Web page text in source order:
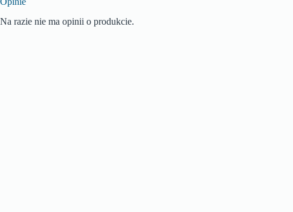
Na razie nie ma opinii o produkcie.